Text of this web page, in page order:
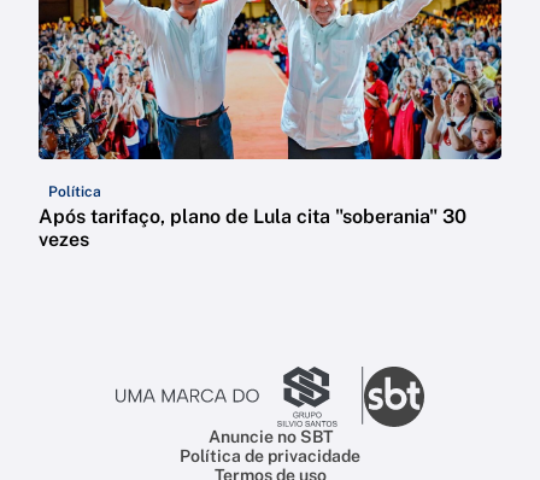
Política
Após tarifaço, plano de Lula cita "soberania" 30
vezes
Anuncie no SBT
Política de privacidade
Termos de uso